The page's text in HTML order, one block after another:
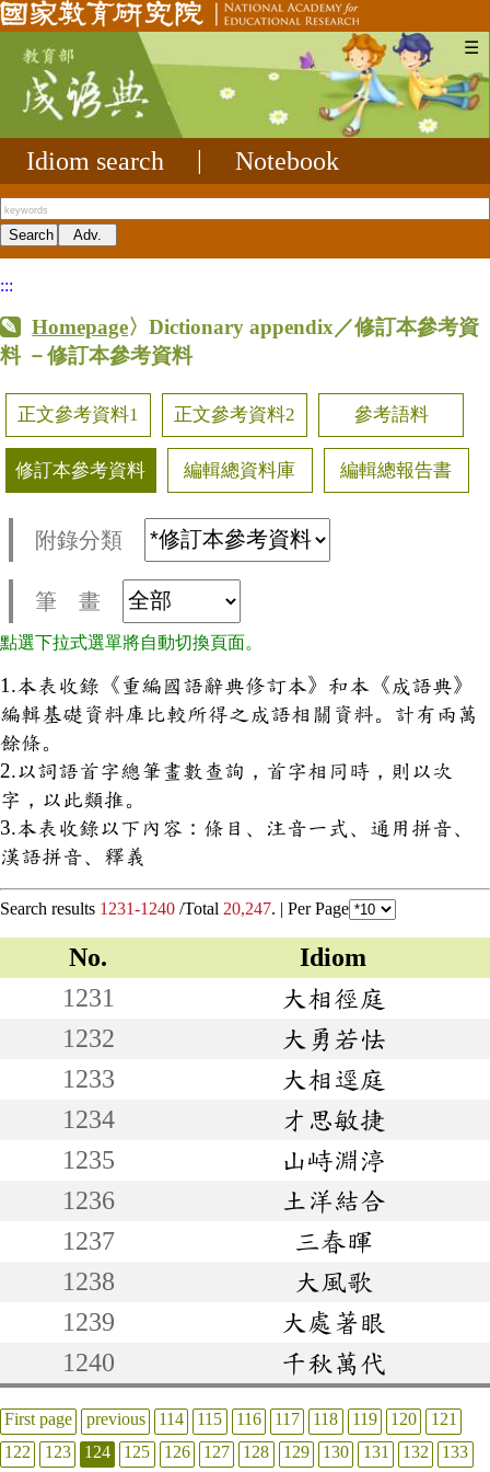
☰
Idiom search Notebook
:::
Homepage〉Dictionary appendix／修訂本參考資
料 －修訂本參考資料
正文參考資料1 正文參考資料2 參考語料
修訂本參考資料 編輯總資料庫 編輯總報告書
附錄分類
筆 畫
點選下拉式選單將自動切換頁面。
1.本表收錄《重編國語辭典修訂本》和本《成語典》
編輯基礎資料庫比較所得之成語相關資料。計有兩萬
餘條。
2.以詞語首字總筆畫數查詢，首字相同時，則以次
字，以此類推。
3.本表收錄以下內容：條目、注音一式、通用拼音、
漢語拼音、釋義
Search results 1231-1240 /Total 20,247. | Per Page
No.
Idiom
1231
大相徑庭
1232
大勇若怯
1233
大相逕庭
1234
才思敏捷
1235
山峙淵渟
1236
土洋結合
1237
三春暉
1238
大風歌
1239
大處著眼
1240
千秋萬代
First page previous 114 115 116 117 118 119 120
121
122
123 124 125 126 127 128 129 130 131 132 133